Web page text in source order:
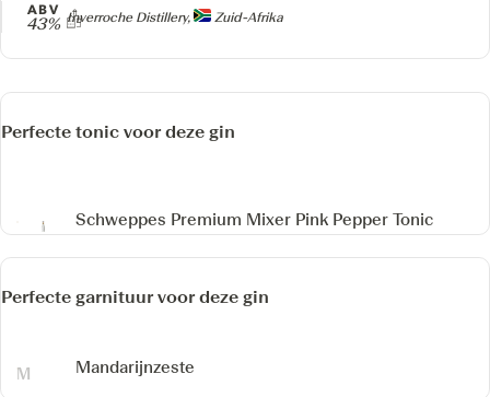
Producer
Inverroche Distillery, Zuid-Afrika
ABV
43%
Perfecte tonic voor deze gin
Schweppes Premium Mixer Pink Pepper Tonic
Perfecte garnituur voor deze gin
Mandarijnzeste